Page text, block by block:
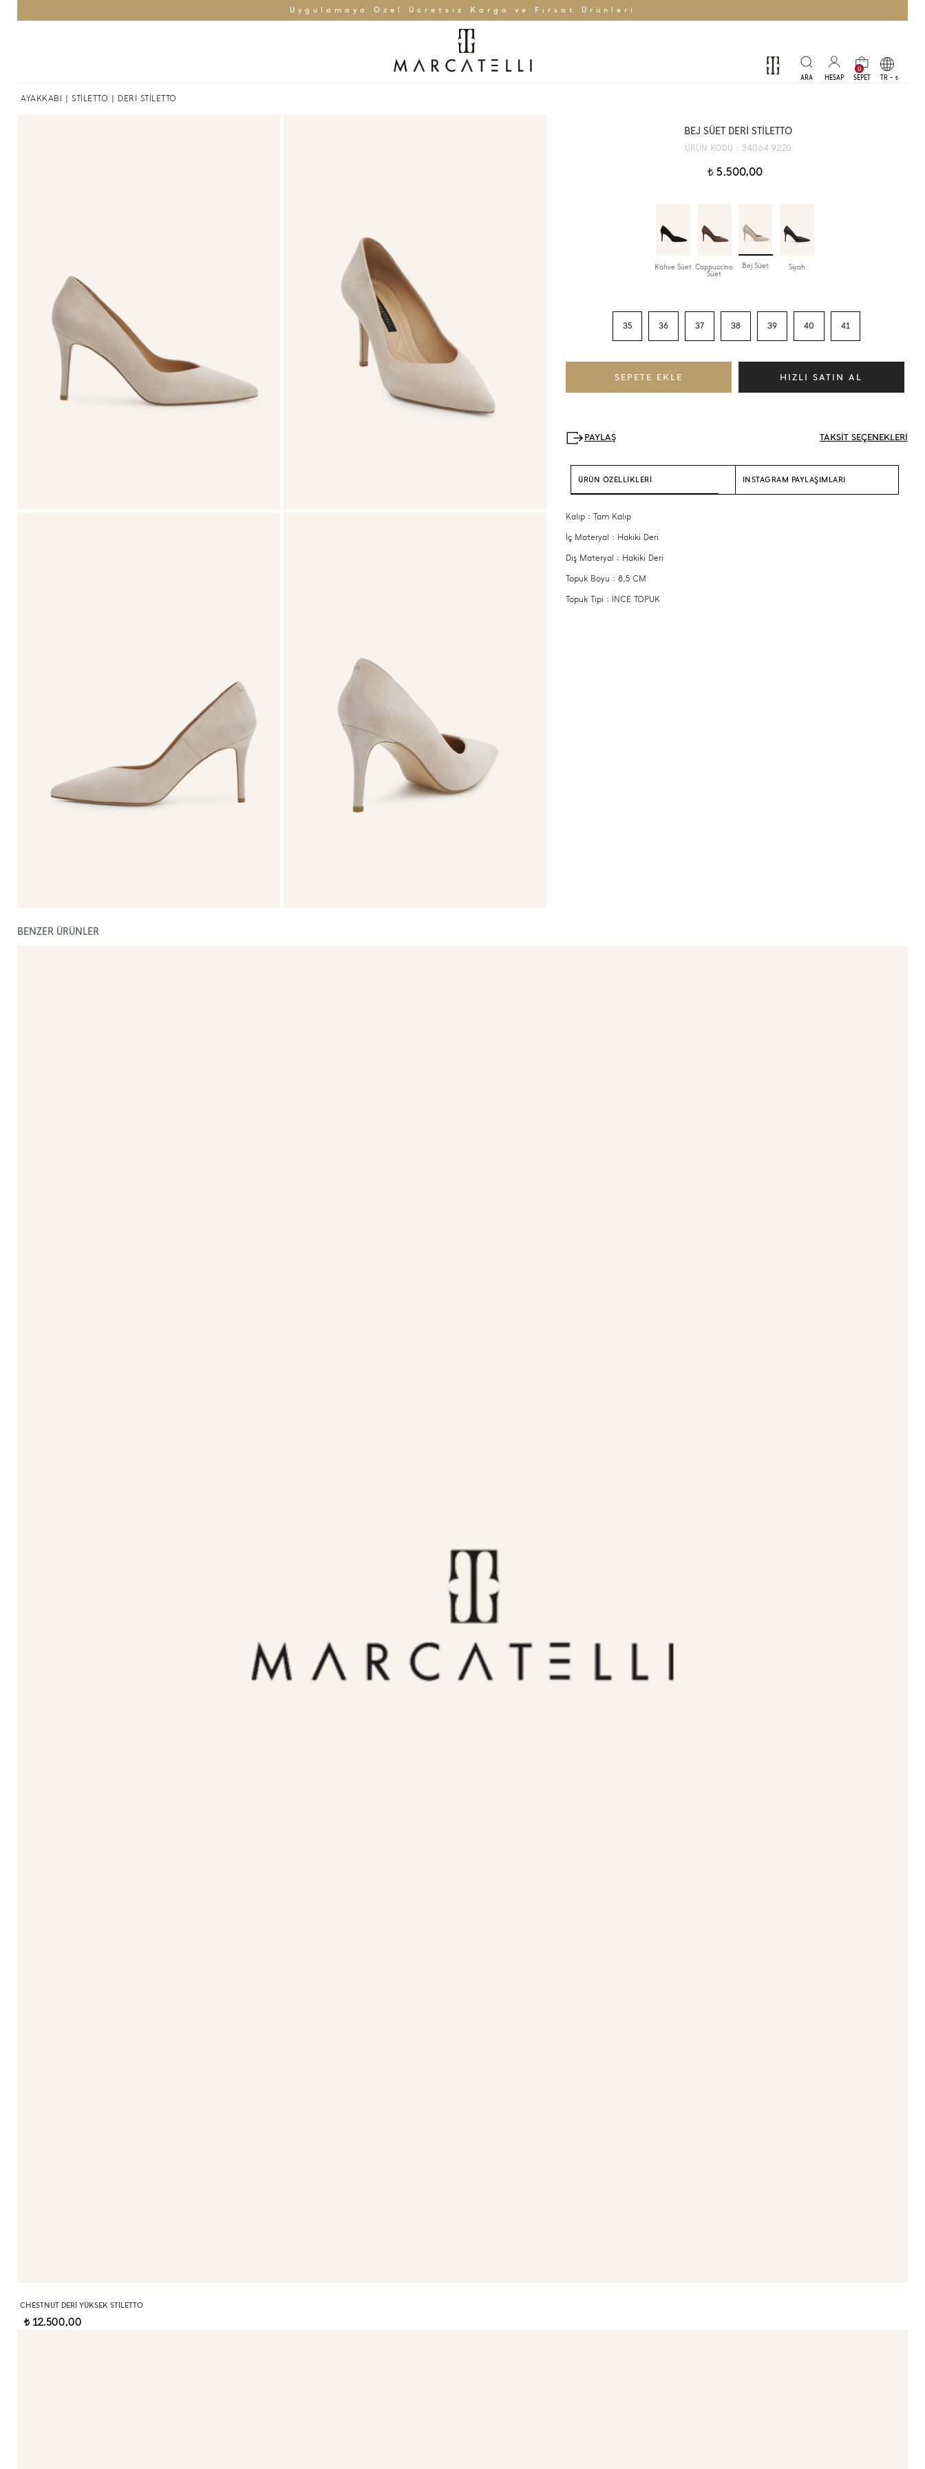
Uygulamaya Özel Ücretsiz Kargo ve Fırsat Ürünleri
0
TR - t
AYAKKABI STİLETTO | DERİ STİLETTO
BEJ SÜET DERİ STİLETTO
ÜRÜN KODU : 34064 9220
t5.500,00
Kahve Süet Cappuccino
Süet
Bej Süet Siyah
35 36 37 38 39 40 41
TAKSİT SEÇENEKLERİ
ÜRÜN ÖZELLİKLERİ INSTAGRAM PAYLAŞIMLARI
Kalıp : Tam Kalıp
İç Materyal : Hakiki Deri
Dış Materyal : Hakiki Deri
Topuk Boyu : 8,5 CM
Topuk Tipi : İNCE TOPUK
BENZER ÜRÜNLER
CHESTNUT DERI YÜKSEK STILETTO
t12.500,00